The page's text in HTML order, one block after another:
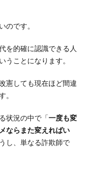
のです。
を的確に認識できる人
うことになります。
憲しても現在ほど間違
。
状況の中で「一度も変
ならまた変えればい
し、単なる詐欺師で